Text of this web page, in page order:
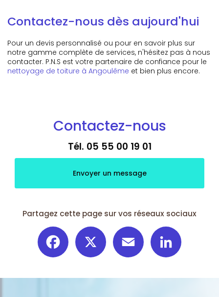
Contactez-nous dès aujourd'hui
Pour un devis personnalisé ou pour en savoir plus sur
notre gamme complète de services, n'hésitez pas à nous
contacter. P.N.S est votre partenaire de confiance pour le
nettoyage de toiture à Angoulême et bien plus encore.
Contactez-nous
Tél. 05 55 00 19 01
Envoyer un message
Partagez cette page sur vos réseaux sociaux
Facebook Email